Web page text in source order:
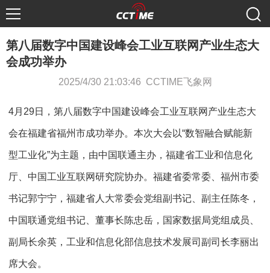
第八届数字中国建设峰会工业互联网产业生态大
会成功举办
2025/4/30 21:03:46 CCTIME飞象网
4月29日，第八届数字中国建设峰会工业互联网产业生态大
会在福建省福州市成功举办。本次大会以“数智融合赋能新
型工业化”为主题，由中国联通主办，福建省工业和信息化
厅、中国工业互联网研究院协办。福建省委常委、福州市委
书记郭宁宁，福建省人大常委会党组副书记、副主任陈冬，
中国联通党组书记、董事长陈忠岳，国家数据局党组成员、
副局长余英，工业和信息化部信息技术发展司副司长李丽出
席大会。